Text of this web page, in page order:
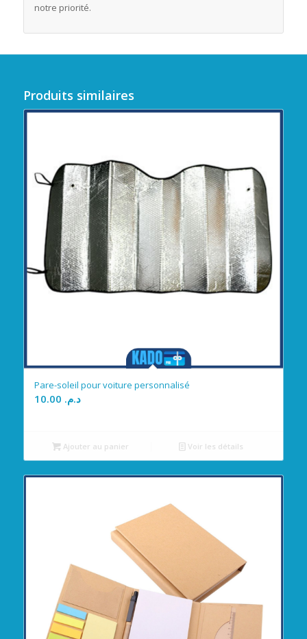
notre priorité.
Produits similaires
Pare-soleil pour voiture personnalisé
د.م.
Ajouter au panier Voir les détails